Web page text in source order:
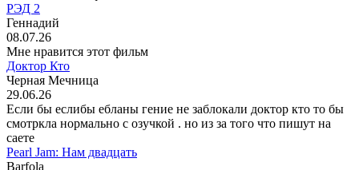
РЭД 2
Геннадий
08.07.26
Мне нравится этот фильм
Доктор Кто
Черная Мечница
29.06.26
Если бы еслибы ебланы гение не заблокали доктор кто то бы
смотркла нормально с озучкой . но из за того что пишут на
саете
Pearl Jam: Нам двадцать
Barfola